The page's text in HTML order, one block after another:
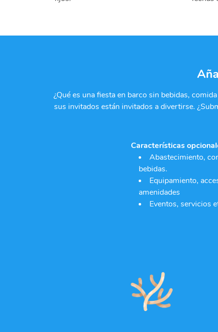
¿Qué es una fiesta en barco sin bebidas,
sus invitados están invitados a divertirse.
Características
Abastecimiento,
bebidas.
Equipamiento,
amenidades
Eventos, servicios